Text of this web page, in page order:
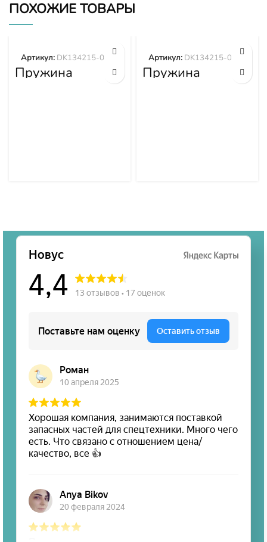
ПОХОЖИЕ ТОВАРЫ
Пружина
DK134215-0400
Артикул: DK134215-0400
Пружина
DK134215-0700
Артикул: DK134215-0700